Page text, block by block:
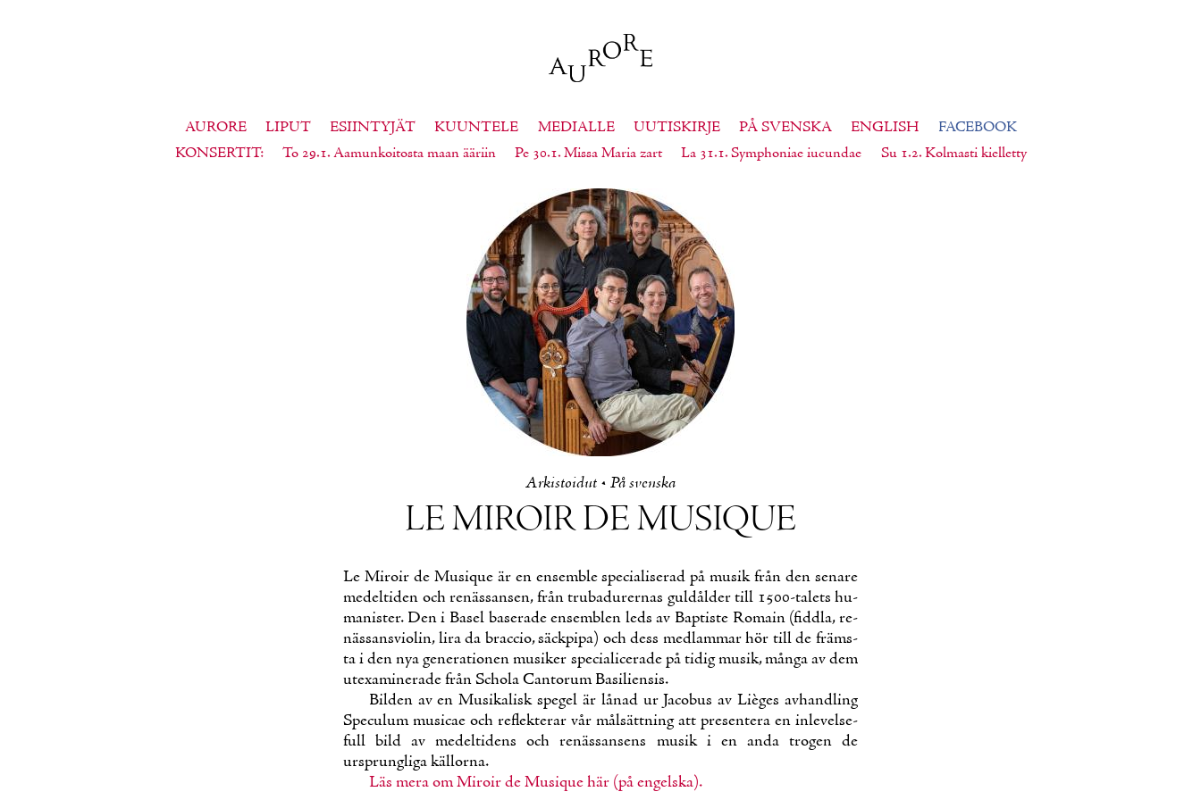
AURORE LIPUT ESIINTYJÄT KUUNTELE MEDIALLE UUTISKIRJE PÅ SVENSKA ENGLISH
FACEBOOK
KONSERTIT
To 29.1. Aamunkoitosta maan ääriin Pe 30.1. Missa Maria zart La 31.1. Symphoniae iucundae Su 1.2. Kolmasti kielletty
Ar­kis­toi­dut • På svens­ka
LE MI­ROIR DE MUSIQUE
Le Mi­roir de Musique är en en­semble specia­li­se­rad på musik från den se­na­re
me­del­ti­den och re­näs­san­sen, från tru­ba­du­rer­nas guldål­der till 1500-ta­lets hu­
ma­nis­ter. Den i Ba­sel ba­se­ra­de en­semblen leds av Bap­tis­te Ro­main (fidd­la, re­
näs­sans­vio­lin, li­ra da braccio, säck­pi­pa) och dess med­lam­mar hör till de främs­
ta i den nya ge­ne­ra­tio­nen musi­ker specia­lice­ra­de på ti­dig musik, mån­ga av dem
utexa­mi­ne­ra­de från Scho­la Can­to­rum Ba­si­lien­sis.
Bil­den av en Musi­ka­lisk spe­gel är lå­nad ur Jaco­bus av Lièges av­hand­ling
Specu­lum musicae och reflek­te­rar vår mål­sätt­ning att pre­sen­te­ra en in­le­vel­se­
full bild av me­del­ti­dens och re­näs­san­sens musik i en an­da tro­gen de
ursprungli­ga käl­lor­na.
Läs me­ra om Mi­roir de Musique här (på en­gels­ka).